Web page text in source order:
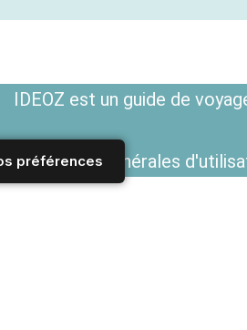
préférences
IDEOZ est un guide de
Conditions générales